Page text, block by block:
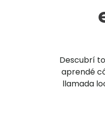
Descubrí
aprendé
llamada